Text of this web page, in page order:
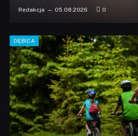
Redakcja 05.08.2026 0
DĘBICA